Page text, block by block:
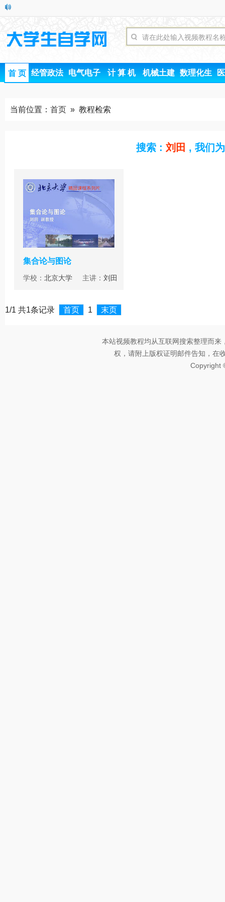
首 页 经管政法 电气电子 计 算 机 机械土建 数理化生
当前位置： 首页 » 教程检索
搜索 : 刘田 , 我们
集合论与图论
学校： 北京大学 主讲： 刘田
1/1 共1条记录 首页 1 末页
本站视频教程均从互联网搜索整理而
权，请附上版权证明邮件告知，在
Copyright